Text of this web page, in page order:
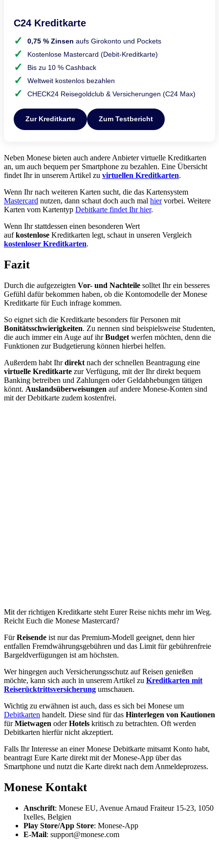
C24 Kreditkarte
0,75 % Zinsen aufs Girokonto und Pockets
Kostenlose Mastercard (Debit-Kreditkarte)
Bis zu 10 % Cashback
Weltweit kostenlos bezahlen
CHECK24 Reisegoldclub & Versicherungen (C24 Max)
Zur Kreditkarte Zum Testbericht
Neben Monese bieten auch andere Anbieter virtuelle Kreditkarten
an, um auch bequem per Smartphone zu bezahlen. Eine Übersicht
findet Ihr in unserem Artikel zu virtuellen Kreditkarten.
Wenn Ihr nach weiteren Karten sucht, die das Kartensystem
Mastercard nutzen, dann schaut doch auch mal hiervorbei. Weitere
Karten vom Kartentyp Debitkarte findet Ihr hier.
Wenn Ihr stattdessen einen besonderen Wert
aufkostenlose Kreditkarten legt, schaut in unseren Vergleich
kostenloser Kreditkarten.
Fazit
Durch die aufgezeigten Vor- und Nachteile solltet Ihr ein besseres
Gefühl dafür bekommen haben, ob die Kontomodelle der Monese
Kreditkarte für Euch infrage kommen.
So eignet sich die Kreditkarte besonders für Personen mit
Bonitätsschwierigkeiten. Zu nennen sind beispielsweise Studenten,
die auch immer ein Auge auf ihrBudget werfen möchten, denn die
Funktionen zur Budgetierung können hierbei helfen.
Außerdem habt Ihrdirekt nach der schnellen Beantragung eine
virtuelle Kreditkarte zur Verfügung, mit der Ihr direkt bequem
Banking betreiben und Zahlungen oder Geldabhebungen tätigen
könnt. Auslandsüberweisungen auf andere Monese-Konten sind
mit der Debitkarte zudem kostenfrei.
Mit der richtigen Kreditkarte steht Eurer Reise nichts mehr im Weg.
Reicht Euch die Monese Mastercard?
FürReisende ist nur das Premium-Modell geeignet, denn hier
entfallen Fremdwährungsgebühren und das Limit für gebührenfreie
Bargeldverfügungen ist am höchsten.
Wer hingegen auch Versicherungsschutz auf Reisen genießen
möchte, kann sich auch in unserem Artikel zu Kreditkarten mit
Reiserücktrittsversicherung umschauen.
Wichtig zu erwähnen ist auch, dass es sich bei Monese um
Debitkarten handelt. Diese sind für das Hinterlegen von Kautionen
fürMietwagen oderHotels kritisch zu betrachten. Oft werden
Debitkarten hierfür nicht akzeptiert.
Falls Ihr Interesse an einer Monese Debitkarte mitsamt Konto habt,
beantragt Eure Karte direkt mit der Monese-App über das
Smartphone und nutzt die Karte direkt nach dem Anmeldeprozess.
Monese Kontakt
Anschrift: Monese EU, Avenue Arnaud Fraiteur 15-23, 1050
Ixelles, Belgien
Play Store/App Store: Monese-App
E-Mail: support@monese.com